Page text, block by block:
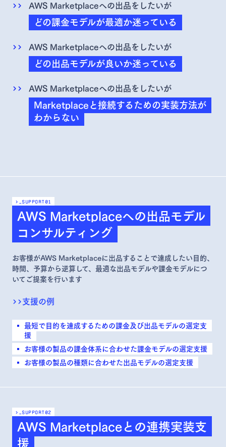
AWS Marketplaceへの出品をしたいが
どの課金モデルが最適か迷っている
AWS Marketplaceへの出品をしたいが
どの出品モデルが良いか迷っている
AWS Marketplaceへの出品をしたいが
Marketplaceと接続するための実装方法が
わからない
>_support01
AWS Marketplaceへの出品モデル
コンサルティング
お客様がAWS Marketplaceに出品することで達成したい目的、
時間、予算から逆算して、最適な出品モデルや課金モデルにつ
いてご提案を行います
>>支援の例
最短で目的を達成するための課金及び出品モデルの選定支
援
お客様の製品の課金体系に合わせた課金モデルの選定支援
お客様の製品の種類に合わせた出品モデルの選定支援
>_support02
AWS Marketplaceとの連携実装支
援